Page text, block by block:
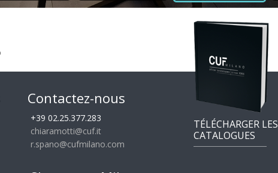
Contactez-nous
+39 02.25.377.283
chiaramotti@cuf.it
r.spano@cufmilano.com
TÉLÉCHARGER LES
CATALOGUES